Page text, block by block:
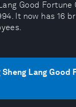
Good Fortune
It now has 16
Sheng Lang Good